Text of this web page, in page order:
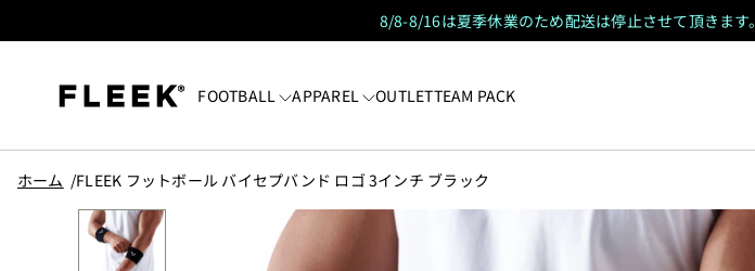
8/8-8/16は夏季休業のため配送は停止させて頂きます。
FOOTBALL APPAREL OUTLETTEAM PACK
ホーム FLEEK フットボール バイセプバンド ロゴ 3インチ ブラック